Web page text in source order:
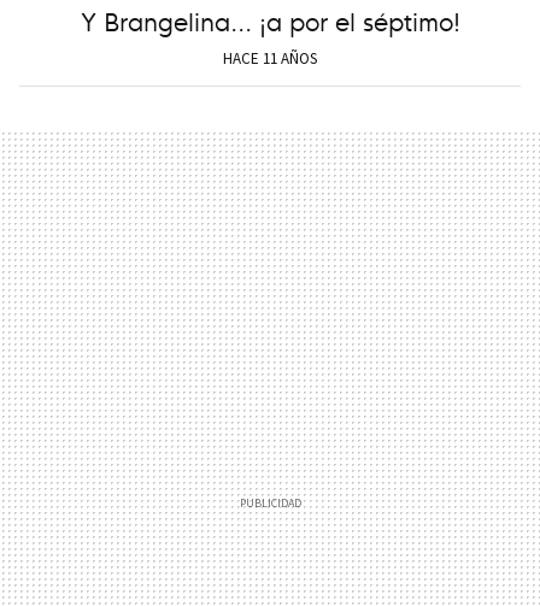
Y Brangelina... ¡a por el séptimo!
HACE 11 AÑOS